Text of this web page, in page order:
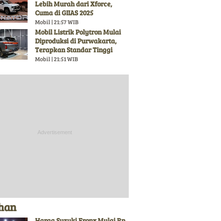
Lebih Murah dari Xforce,
Cuma di GIIAS 2025
Mobil | 21:57 WIB
Mobil Listrik Polytron Mulai
Diproduksi di Purwakarta,
Terapkan Standar Tinggi
Mobil | 21:51 WIB